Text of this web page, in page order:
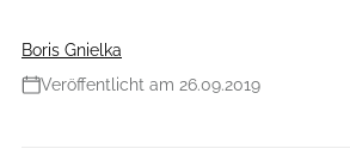
Boris Gnielka
Veröffentlicht am 26.09.2019